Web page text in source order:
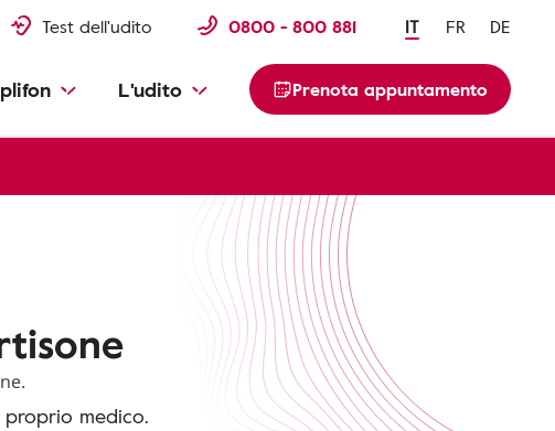
Test dell'udito 0800 - 800 881 IT FR DE
L'udito Prenota appuntamento
medico.